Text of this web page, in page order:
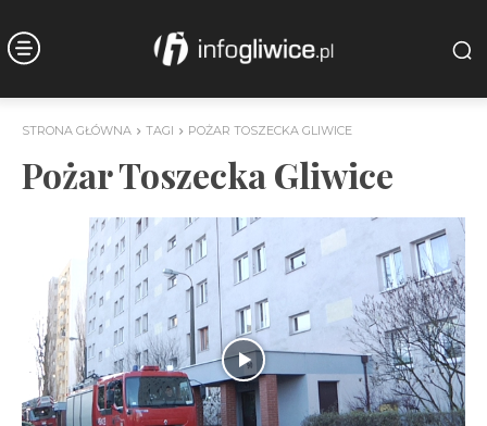
STRONA GŁÓWNA TAGI POŻAR TOSZECKA GLIWICE
Pożar Toszecka Gliwice